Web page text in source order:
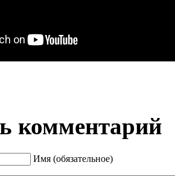
комментарий
Имя (обязательное)